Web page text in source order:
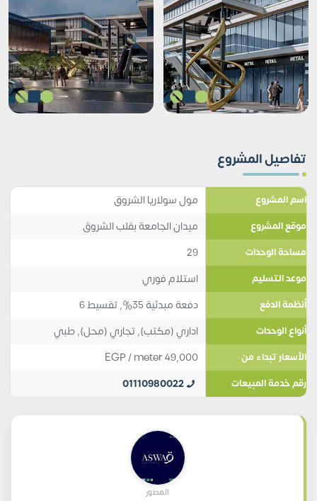
تفاصيل المشروع
اسم المشروع مول سولاريا الشروق
موقع المشروع ميدان الجامعة بقلب الشروق
مساحة الوحدات 29
موعد التسليم استلام فوري
أنظمة الدفع دفعة مبدئية 35%, تقسيط 6
أنواع الوحدات اداري (مكتب),تجاري (محل),طبي
الأسعار تبداء من 49,000
EGP/ meter
رقم خدمة المبيعات 01110980022
المطور